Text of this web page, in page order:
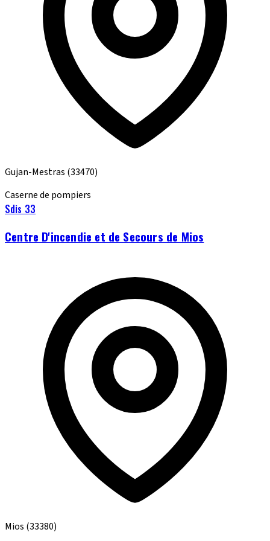
Gujan-Mestras (33470)
Caserne de pompiers
Sdis 33
Centre D'incendie et de Secours de Mios
Mios (33380)